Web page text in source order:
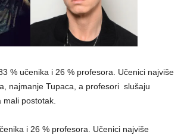
% učenika i 26 % profesora. Učenici najviše
najmanje Tupaca, a profesori slušaju
postotak.
i 26 % profesora. Učenici najviše